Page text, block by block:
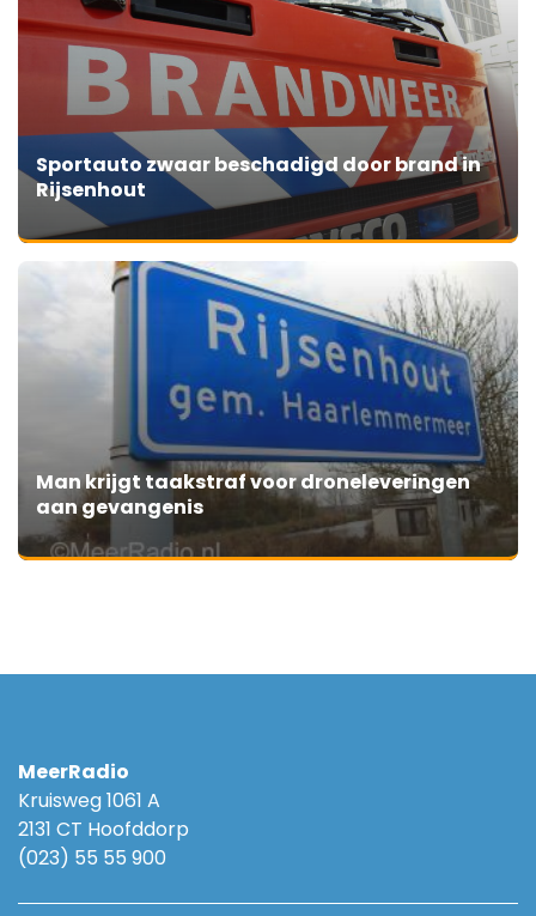
Sportauto zwaar beschadigd door brand in
Rijsenhout
Man krijgt taakstraf voor droneleveringen
aan gevangenis
MeerRadio
Kruisweg 1061 A
2131 CT Hoofddorp
(023) 55 55 900